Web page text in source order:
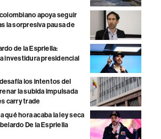
apoya seguir
la sorpresiva pausa de
de la Espriella:
investidura presidencial
los intentos del
la subida impulsada
carry trade
qué hora acaba la ley seca
De la Espriella